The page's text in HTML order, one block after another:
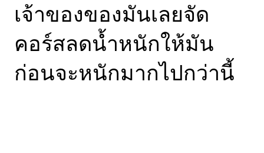
เจ้าของของมันเลยจัด
คอร์สลดน้ำหนักให้มัน
ก่อนจะหนักมากไปกว่านี้